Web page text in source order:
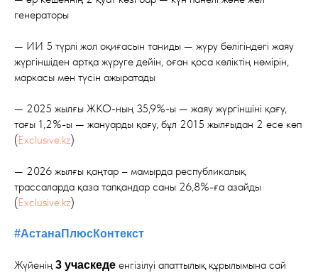
генераторы
— ИИ 5 түрлі жол оқиғасын таниды — жүру бөлігіндегі жаяу
жүргіншіден артқа жүруге дейін, оған қоса көліктің нөмірін,
маркасы мен түсін ажыратады
— 2025 жылғы ЖКО-ның 35,9%-ы — жаяу жүргіншіні қағу,
тағы 1,2%-ы — жануарды қағу, бұл 2015 жылғыдан 2 есе көп
(Exclusive.kz)
— 2026 жылғы қаңтар – мамырда республикалық
трассаларда қаза тапқандар саны 26,8%-ға азайды
(Exclusive.kz)
#АстанаПлюсКонтекст
Жүйенің 3 учаскеде енгізілуі апаттылық құрылымына сай